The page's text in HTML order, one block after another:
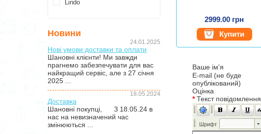
Lindo
Новини
24.01.2025
Нові умови доставки та оплати
Шановні клієнти! Ми завжди
прагнемо забезпечувати для вас
найкращий сервіс, але з 27 січня
2025 ...
18.05.2024
Доставка
Шановні покупці, З 18.05.24 в
нас на невизначений час
змінюються ...
2999.00 грн
Купити
Ваше ім'я
E-mail (не буде
опублікований)
Оцінка
*Текст повідомлення
Шрифт